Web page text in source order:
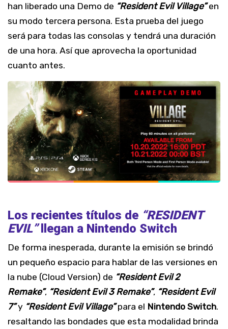
han liberado una Demo de “Resident Evil Village”en
su modo tercera persona. Esta prueba del juego
será para todas las consolas y tendrá una duración
de una hora. Así que aprovecha la oportunidad
cuanto antes.
Los recientes títulos de “RESIDENT
EVIL”llegan a Nintendo Switch
De forma inesperada, durante la emisión se brindó
un pequeño espacio para hablar de las versiones en
la nube (Cloud Version) de “Resident Evil 2
Remake”, “Resident Evil 3 Remake”, “Resident Evil
7”y “Resident Evil Village”para el Nintendo Switch.
resaltando las bondades que esta modalidad brinda